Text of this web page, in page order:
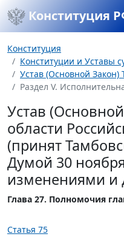
Конституция
Конституция
Конституции и Уставы
Устав (Основной Закон)
Раздел V.
Устав
области
(принят
Думой 30
изменениями и
Глава 27. Полномочия
Статья 75